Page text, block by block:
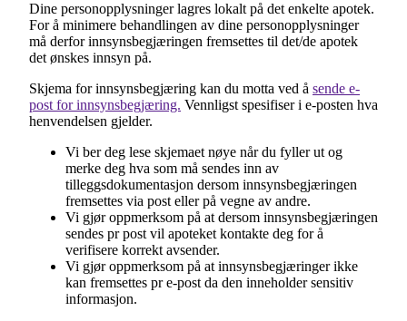
Dine personopplysninger lagres lokalt på det enkelte apotek.
For å minimere behandlingen av dine personopplysninger
må derfor innsynsbegjæringen fremsettes til det/de apotek
det ønskes innsyn på.
Skjema for innsynsbegjæring kan du motta ved å sende e-
post for innsynsbegjæring. Vennligst spesifiser i e-posten hva
henvendelsen gjelder.
Vi ber deg lese skjemaet nøye når du fyller ut og
merke deg hva som må sendes inn av
tilleggsdokumentasjon dersom innsynsbegjæringen
fremsettes via post eller på vegne av andre.
Vi gjør oppmerksom på at dersom innsynsbegjæringen
sendes pr post vil apoteket kontakte deg for å
verifisere korrekt avsender.
Vi gjør oppmerksom på at innsynsbegjæringer ikke
kan fremsettes pr e-post da den inneholder sensitiv
informasjon.